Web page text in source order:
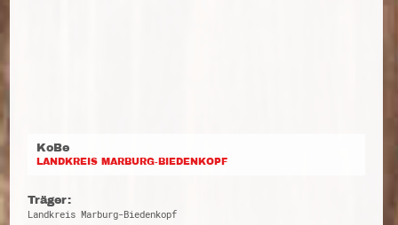
KoBe
LANDKREIS MARBURG-BIEDENKOPF
Träger:
Landkreis Marburg-Biedenkopf